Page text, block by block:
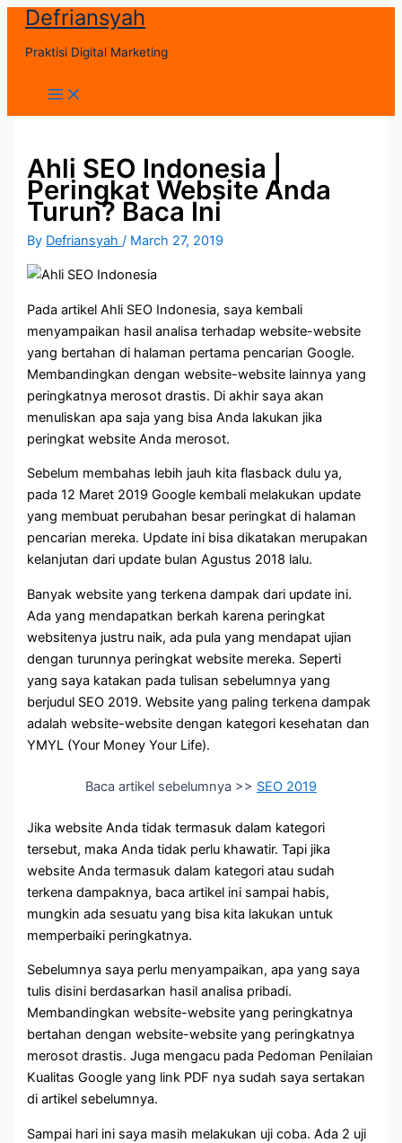
Skip
content
Defriansyah
Praktisi Digital Marketing
Main
Menu
Ahli SEO Indonesia |
Peringkat Website Anda
Turun? Baca Ini
By Defriansyah/ March 27, 2019
Pada artikel Ahli SEO Indonesia, saya kembali
menyampaikan hasil analisa terhadap website-website
yang bertahan di halaman pertama pencarian Google.
Membandingkan dengan website-website lainnya yang
peringkatnya merosot drastis. Di akhir saya akan
menuliskan apa saja yang bisa Anda lakukan jika
peringkat website Anda merosot.
Sebelum membahas lebih jauh kita flasback dulu ya,
pada 12 Maret 2019 Google kembali melakukan update
yang membuat perubahan besar peringkat di halaman
pencarian mereka. Update ini bisa dikatakan merupakan
kelanjutan dari update bulan Agustus 2018 lalu.
Banyak website yang terkena dampak dari update ini.
Ada yang mendapatkan berkah karena peringkat
websitenya justru naik, ada pula yang mendapat ujian
dengan turunnya peringkat website mereka. Seperti
yang saya katakan pada tulisan sebelumnya yang
berjudul SEO 2019. Website yang paling terkena dampak
adalah website-website dengan kategori kesehatan dan
YMYL (Your Money Your Life).
Baca artikel sebelumnya >> SEO 2019
Jika website Anda tidak termasuk dalam kategori
tersebut, maka Anda tidak perlu khawatir. Tapi jika
website Anda termasuk dalam kategori atau sudah
terkena dampaknya, baca artikel ini sampai habis,
mungkin ada sesuatu yang bisa kita lakukan untuk
memperbaiki peringkatnya.
Sebelumnya saya perlu menyampaikan, apa yang saya
tulis disini berdasarkan hasil analisa pribadi.
Membandingkan website-website yang peringkatnya
bertahan dengan website-website yang peringkatnya
merosot drastis. Juga mengacu pada Pedoman Penilaian
Kualitas Google yang link PDF nya sudah saya sertakan
di artikel sebelumnya.
Sampai hari ini saya masih melakukan uji coba. Ada 2 uji